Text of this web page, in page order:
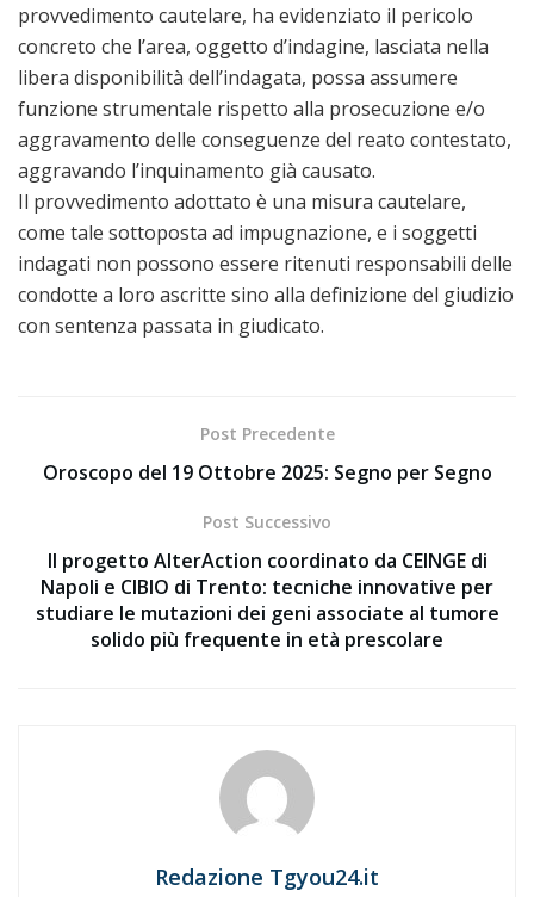
provvedimento cautelare, ha evidenziato il pericolo
concreto che l’area, oggetto d’indagine, lasciata nella
libera disponibilità dell’indagata, possa assumere
funzione strumentale rispetto alla prosecuzione e/o
aggravamento delle conseguenze del reato contestato,
aggravando l’inquinamento già causato.
Il provvedimento adottato è una misura cautelare,
come tale sottoposta ad impugnazione, e i soggetti
indagati non possono essere ritenuti responsabili delle
condotte a loro ascritte sino alla definizione del giudizio
con sentenza passata in giudicato.
Post Precedente
Oroscopo del 19 Ottobre 2025: Segno per Segno
Post Successivo
Il progetto AlterAction coordinato da CEINGE di
Napoli e CIBIO di Trento: tecniche innovative per
studiare le mutazioni dei geni associate al tumore
solido più frequente in età prescolare
Redazione Tgyou24.it